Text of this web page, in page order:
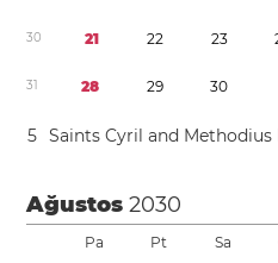
30 21 22 23
31 28 29 30
5 Saints Cyril and Methodius
Ağustos2030
Pa Pt Sa